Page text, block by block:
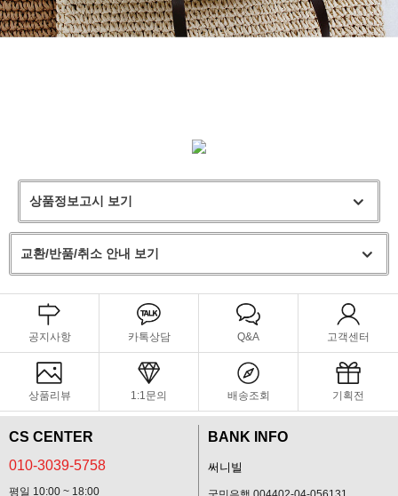
상품정보고시 보기
교환/반품/취소 안내 보기
공지사항 카톡상담 Q&A 고객센터
상품리뷰 1:1문의 배송조회 기획전
CS CENTER
010-3039-5758
평일 10:00 ~ 18:00
BANK INFO
써니빌